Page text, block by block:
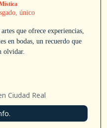
único
que ofrece experiencias,
en bodas, un recuerdo que
olvidar.
Ciudad Real